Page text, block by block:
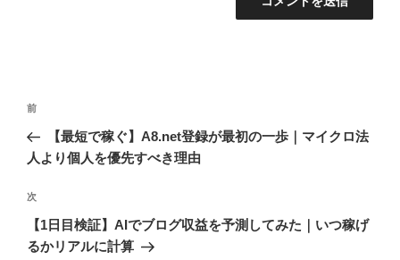
投
ナ
ゲ
ー
シ
過
去
の
稿
前
【最短で稼ぐ】A8.net登録が最初の一歩｜マイクロ法
人より個人を優先すべき理由
次
の
投
次
【1日目検証】AIでブログ収益を予測してみた｜いつ稼げ
るかリアルに計算